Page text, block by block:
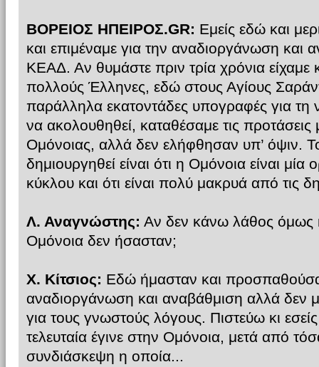
ΒΟΡΕΙΟΣ ΗΠΕΙΡΟΣ.GR: Εμείς εδώ και
και επιμέναμε για την αναδιοργάνωση και
ΚΕΑΔ. Αν θυμάστε πριν τρία χρόνια είχαμε
πολλούς Έλληνες, εδώ στους Αγίους
παράλληλα εκατοντάδες υπογραφές για τη
να ακολουθηθεί, καταθέσαμε τις προτάσεις
Ομόνοιας, αλλά δεν ελήφθησαν υπ’ όψιν.
δημιουργηθεί είναι ότι η Ομόνοια είναι
κύκλου και ότι είναι πολύ μακρυά από τις
Λ. Αναγνώστης: Αν δεν κάνω λάθος όμως
Ομόνοια δεν ήσασταν;
Χ. Κίτσιος: Εδώ ήμασταν και
αναδιοργάνωση και αναβάθμιση αλλά δεν
για τους γνωστούς λόγους. Πιστεύω κι εσείς
τελευταία έγινε στην Ομόνοια, μετά από
συνδιάσκεψη η οποία...